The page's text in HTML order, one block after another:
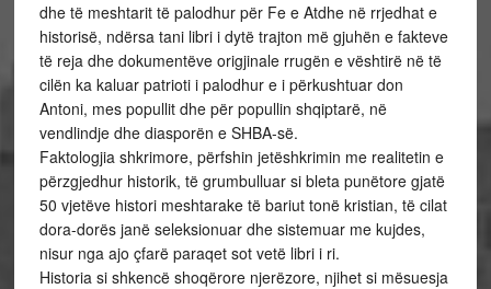
dhe të meshtarit të palodhur për Fe e Atdhe në rrjedhat e
historisë, ndërsa tani libri i dytë trajton më gjuhën e fakteve
të reja dhe dokumentëve origjinale rrugën e vështirë në të
cilën ka kaluar patrioti i palodhur e i përkushtuar don
Antoni, mes popullit dhe për popullin shqiptarë, në
vendlindje dhe diasporën e SHBA-së.
Faktologjia shkrimore, përfshin jetëshkrimin me realitetin e
përzgjedhur historik, të grumbulluar si bleta punëtore gjatë
50 vjetëve histori meshtarake të bariut tonë kristian, të cilat
dora-dorës janë seleksionuar dhe sistemuar me kujdes,
nisur nga ajo çfarë paraqet sot vetë libri i ri.
Historia si shkencë shoqërore njerëzore, njihet si mësuesja